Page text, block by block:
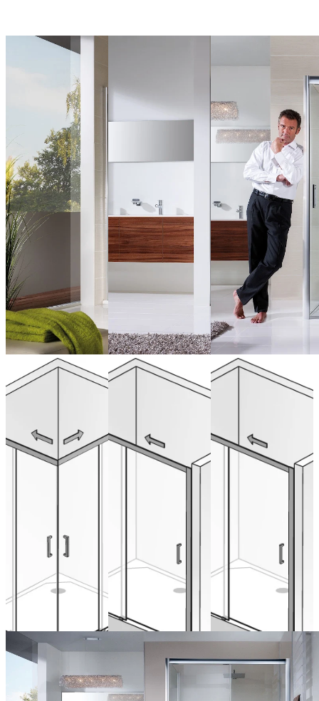
Portes
en accès
d'angle, 4
de 1.341,00 € (TVA
incluse)
éléments
(sans profilé
de 974,00 € (TVA
Configurer
maintenant
éléments
(sans profilé
au sol) avec
paroi latérale
de 1.530,00 € (TVA
incluse)